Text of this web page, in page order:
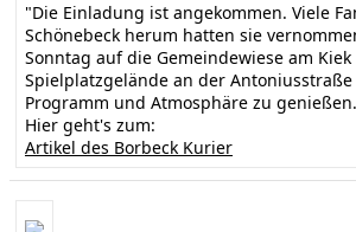
"Die Einladung ist angekommen. Viele
Schönebeck herum hatten sie
Sonntag auf die Gemeindewiese am
Spielplatzgelände an der
Programm und Atmosphäre zu
Hier geht's zum:
Artikel des Borbeck Kurier